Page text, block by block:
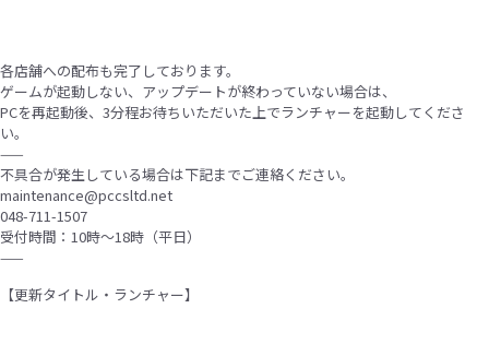
各店舗への配布も完了しております。
ゲームが起動しない、アップデートが終わっていない場合は、
PCを再起動後、3分程お待ちいただいた上でランチャーを起動してくださ
い。
——
不具合が発生している場合は下記までご連絡ください。
maintenance@pccsltd.net
048-711-1507
受付時間：10時〜18時（平日）
——
【更新タイトル・ランチャー】